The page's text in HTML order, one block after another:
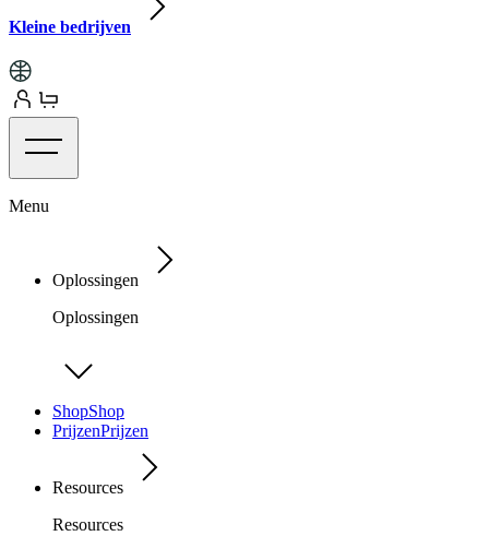
Kleine bedrijven
Menu
Oplossingen
Oplossingen
ShopShop
PrijzenPrijzen
Resources
Resources